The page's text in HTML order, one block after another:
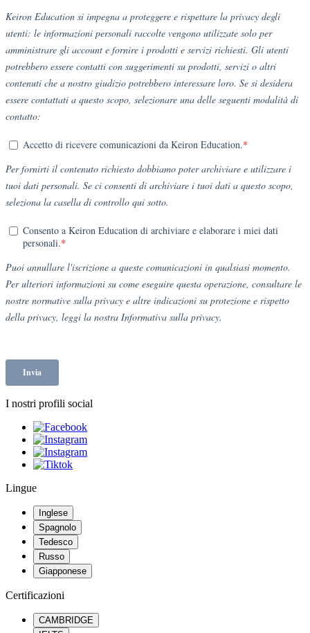
I nostri profili social
Lingue
Inglese
Spagnolo
Tedesco
Russo
Giapponese
Certificazioni
CAMBRIDGE